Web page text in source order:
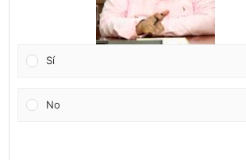
Sí
No